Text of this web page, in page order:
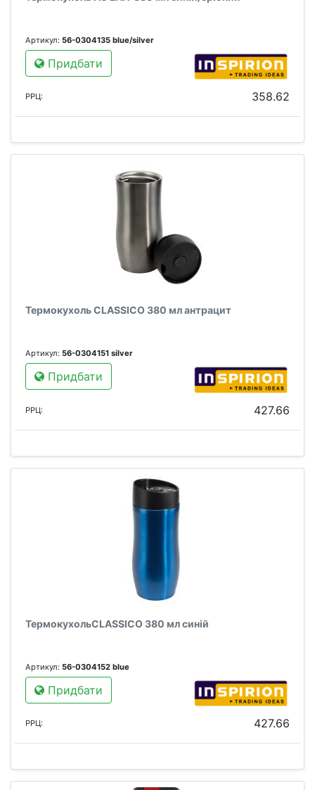
Артикул: 56-0304135 blue/silver
Придбати
РРЦ: 358.62
Термокухоль CLASSICO 380 мл антрацит
Артикул: 56-0304151 silver
Придбати
РРЦ: 427.66
ТермокухольCLASSICO 380 мл синій
Артикул: 56-0304152 blue
Придбати
РРЦ: 427.66